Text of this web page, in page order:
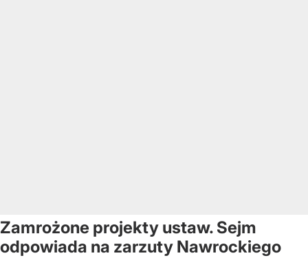
Zamrożone projekty ustaw. Sejm
odpowiada na zarzuty Nawrockiego